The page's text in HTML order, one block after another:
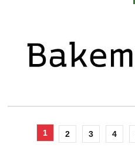
1 2 3 4